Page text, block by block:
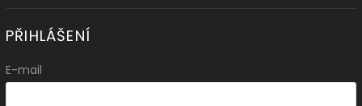
PŘIHLÁŠENÍ
E-mail